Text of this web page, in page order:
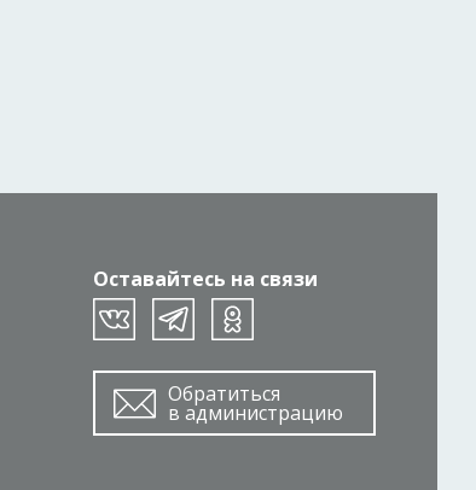
Оставайтесь на связи
Обратиться
в администрацию